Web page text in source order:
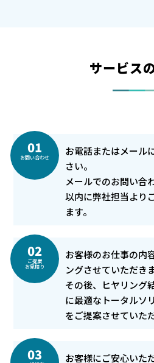
サービス
01
お問い合わせ
お電話またはメール
さい。
メールでのお問い合
以内に弊社担当より
ます。
02
ご提案
お見積り
お客様のお仕事の内
ングさせていただきま
その後、ヒヤリング
に最適なトータルソ
をご提案させていた
03 お客様にご安心いた